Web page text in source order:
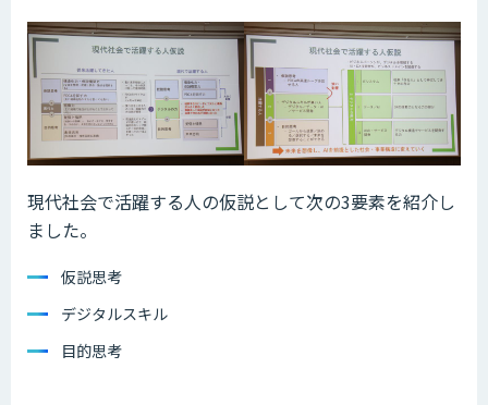
現代社会で活躍する人の仮説として次の3要素を紹介し
ました。
仮説思考
デジタルスキル
目的思考